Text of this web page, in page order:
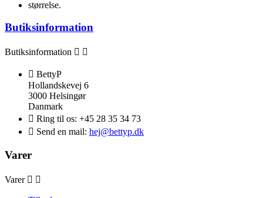
Butiksinformation
Butiksinformation  
 BettyP
Hollandskevej 6
3000 Helsingør
Danmark
 Ring til os: +45 28 35 34 73
 Send en mail: hej@bettyp.dk
Varer
Varer  